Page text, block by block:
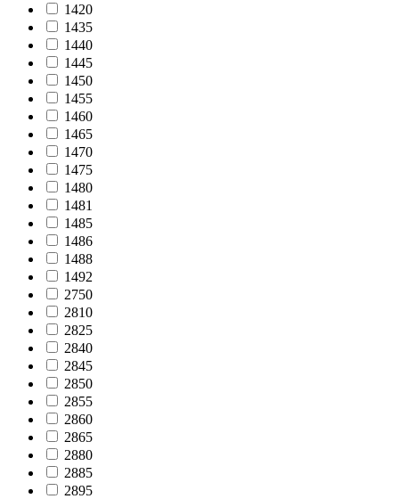
1420
1435
1440
1445
1450
1455
1460
1465
1470
1475
1480
1481
1485
1486
1488
1492
2750
2810
2825
2840
2845
2850
2855
2860
2865
2880
2885
2895